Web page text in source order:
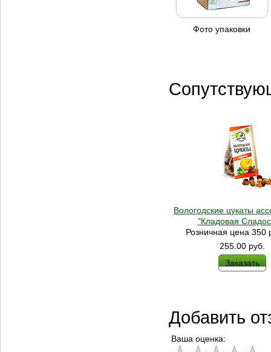
Фото упаковки
Вологодские цукаты
"Кладовая
Розничная цена 350
255.00 руб.
Заказать
Добавить
Ваша оценка: